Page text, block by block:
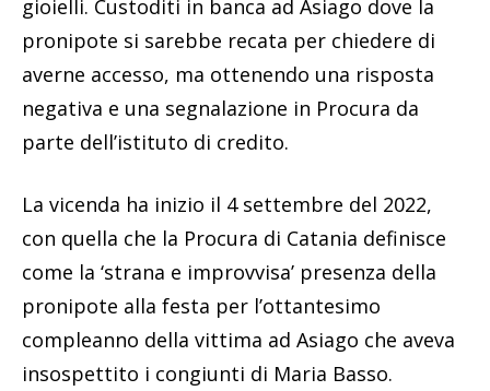
gioielli. Custoditi in banca ad Asiago dove la
pronipote si sarebbe recata per chiedere di
averne accesso, ma ottenendo una risposta
negativa e una segnalazione in Procura da
parte dell’istituto di credito.
La vicenda ha inizio il 4 settembre del 2022,
con quella che la Procura di Catania definisce
come la ‘strana e improvvisa’ presenza della
pronipote alla festa per l’ottantesimo
compleanno della vittima ad Asiago che aveva
insospettito i congiunti di Maria Basso.